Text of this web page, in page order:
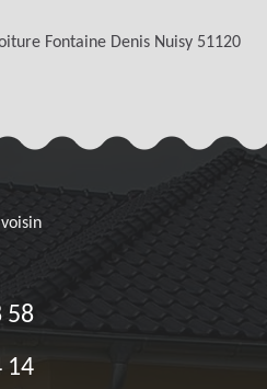
Fontaine Denis Nuisy 51120
58
14